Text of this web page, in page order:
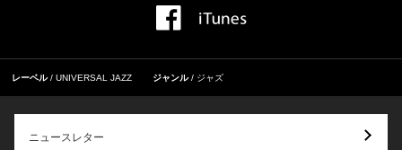
レーベル UNIVERSAL JAZZ ジャンル ジャズ
ニュースレター